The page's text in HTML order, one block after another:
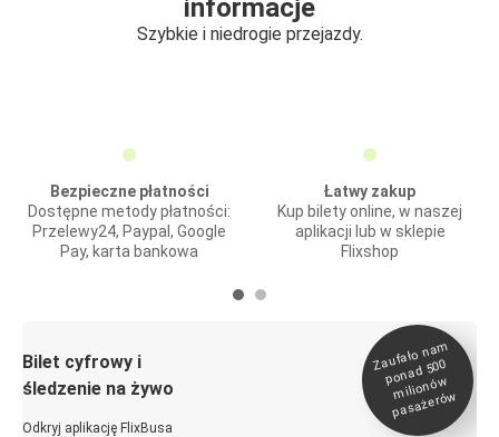
informacje
Szybkie i niedrogie przejazdy.
Bezpieczne płatności
Dostępne metody płatności:
Przelewy24, Paypal, Google
Pay, karta bankowa
Łatwy zakup
Kup bilety online, w naszej
aplikacji lub w sklepie
Flixshop
Bilet cyfrowy i
śledzenie na żywo
Odkryj aplikację FlixBusa
Zaufało na
m
ponad 500
milionó
w
pasażeró
w